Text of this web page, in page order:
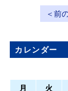
＜前
カレンダー
月
火